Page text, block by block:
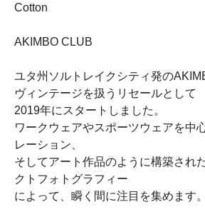
Cotton
AKIMBO CLUB
ユタ州ソルトレイクシティ発の
ヴィンテージを扱うリセールとして
2019年にスタートしました。
ワークウェアやスポーツウェアを中
レーション、
そしてアート作品のように構築され
クトフォトグラフィー
によって、瞬く間に注目を集めます。